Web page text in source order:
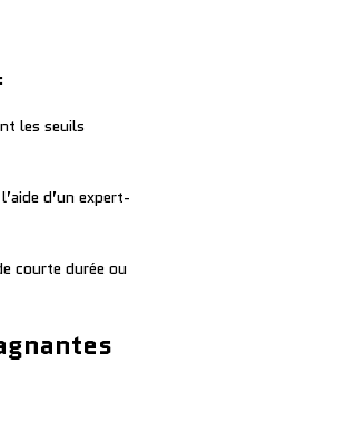
les seuils
d’un expert-
courte durée ou